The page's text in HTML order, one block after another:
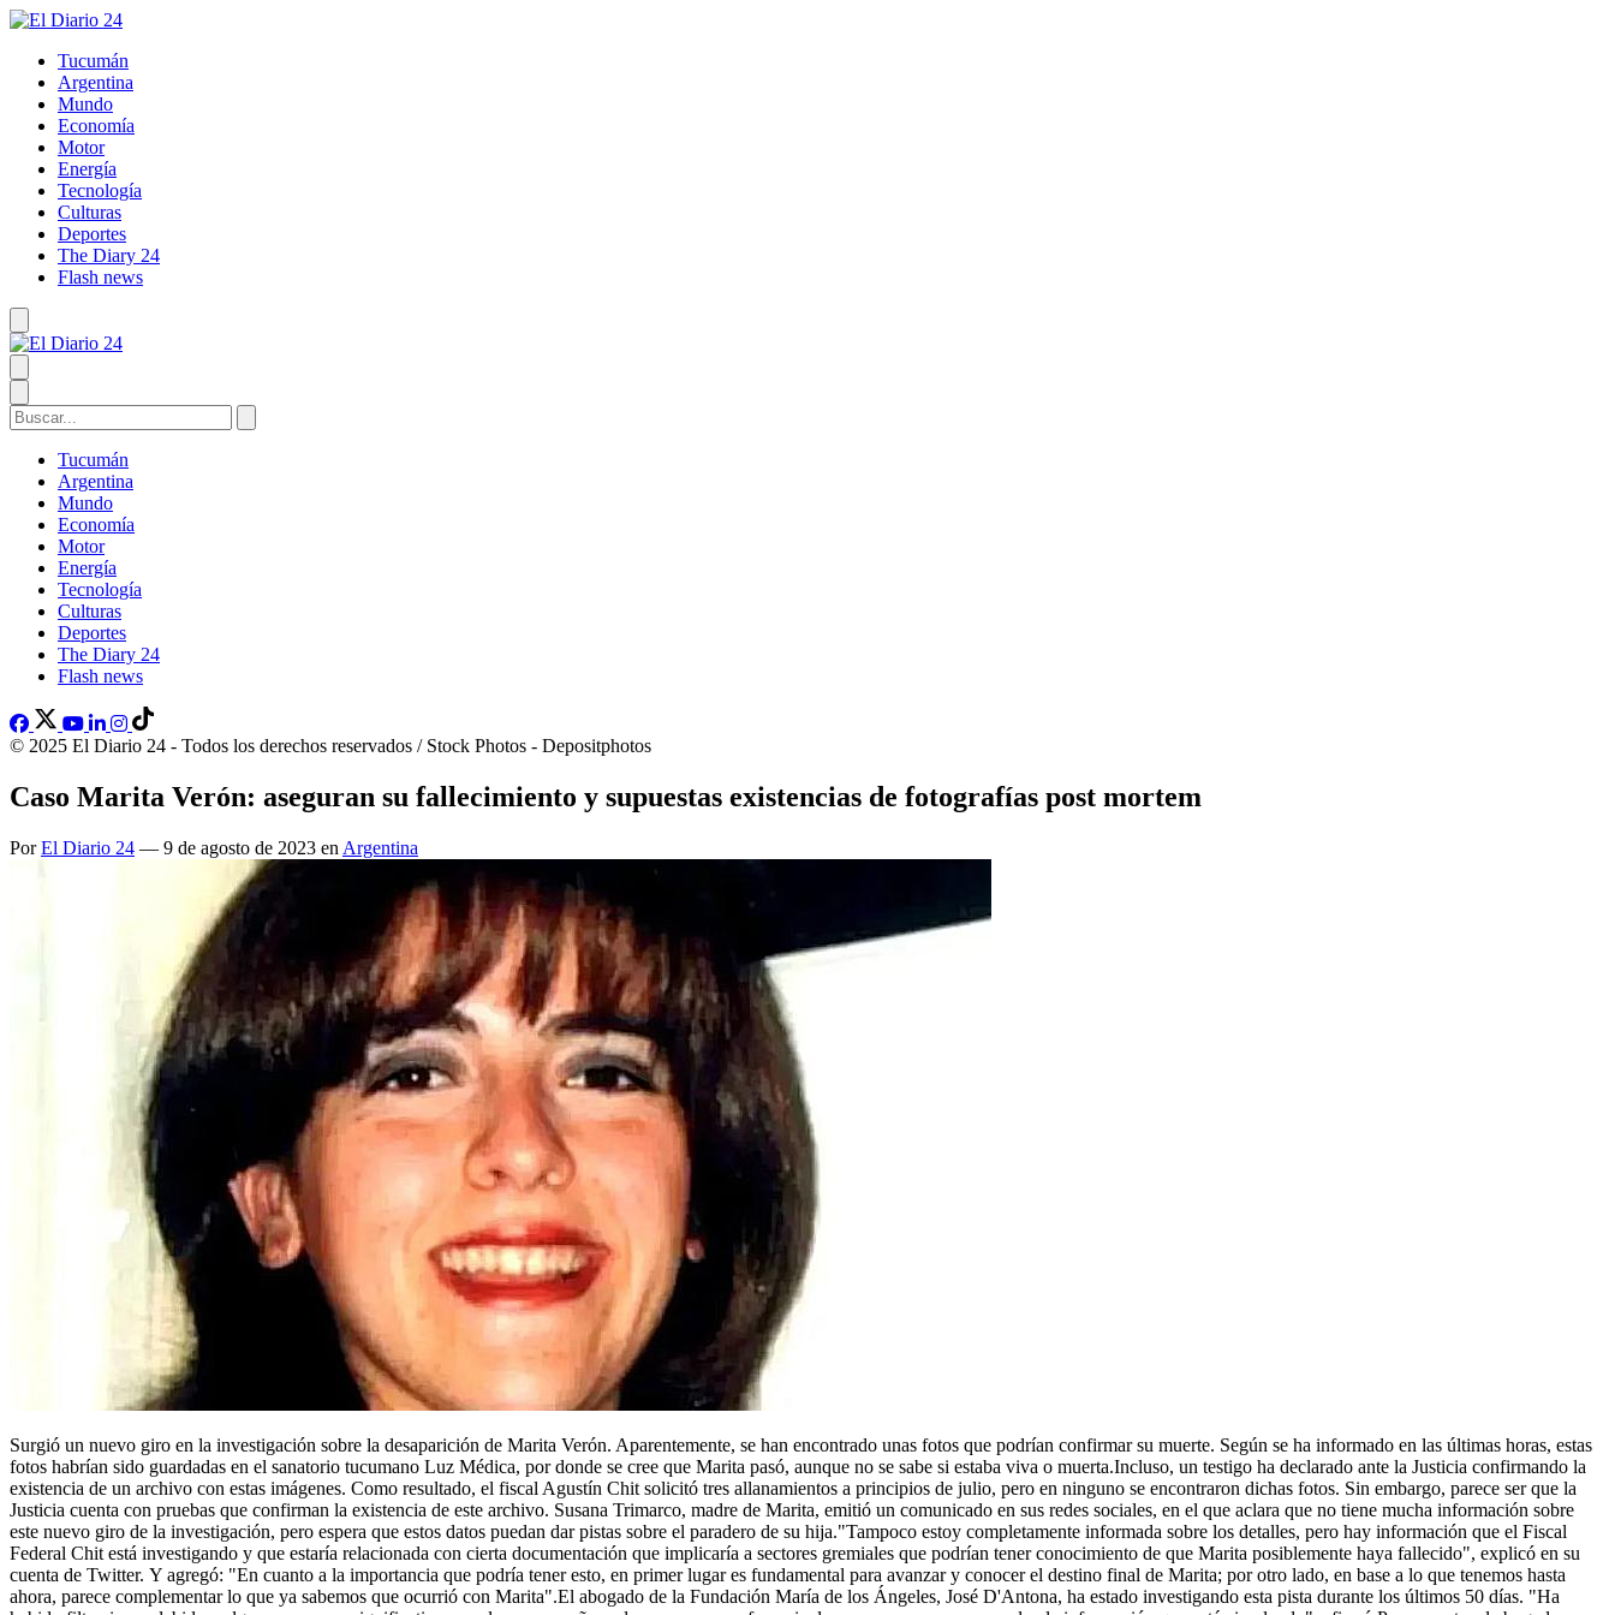
Tucumán
Argentina
Mundo
Economía
Motor
Energía
Tecnología
Culturas
Deportes
The Diary 24
Flash news
Tucumán
Argentina
Mundo
Economía
Motor
Energía
Tecnología
Culturas
Deportes
The Diary 24
Flash news
© 2025 El Diario 24 - Todos los derechos reservados / Stock Photos - Depositphotos
Caso Marita Verón: aseguran su fallecimiento y supuestas existencias de fotografías post mortem
PorEl Diario 24 — 9 de agosto de 2023 en Argentina
Surgió un nuevo giro en la investigación sobre la desaparición de Marita Verón. Aparentemente, se han encontrado unas fotos que podrían confirmar su muerte. Según se ha informado en las últimas horas, estas
fotos habrían sido guardadas en el sanatorio tucumano Luz Médica, por donde se cree que Marita pasó, aunque no se sabe si estaba viva o muerta.Incluso, un testigo ha declarado ante la Justicia confirmando la
existencia de un archivo con estas imágenes. Como resultado, el fiscal Agustín Chit solicitó tres allanamientos a principios de julio, pero en ninguno se encontraron dichas fotos. Sin embargo, parece ser que la
Justicia cuenta con pruebas que confirman la existencia de este archivo. Susana Trimarco, madre de Marita, emitió un comunicado en sus redes sociales, en el que aclara que no tiene mucha información sobre
este nuevo giro de la investigación, pero espera que estos datos puedan dar pistas sobre el paradero de su hija."Tampoco estoy completamente informada sobre los detalles, pero hay información que el Fiscal
Federal Chit está investigando y que estaría relacionada con cierta documentación que implicaría a sectores gremiales que podrían tener conocimiento de que Marita posiblemente haya fallecido", explicó en su
cuenta de Twitter. Y agregó: "En cuanto a la importancia que podría tener esto, en primer lugar es fundamental para avanzar y conocer el destino final de Marita; por otro lado, en base a lo que tenemos hasta
ahora, parece complementar lo que ya sabemos que ocurrió con Marita".El abogado de la Fundación María de los Ángeles, José D'Antona, ha estado investigando esta pista durante los últimos 50 días. "Ha